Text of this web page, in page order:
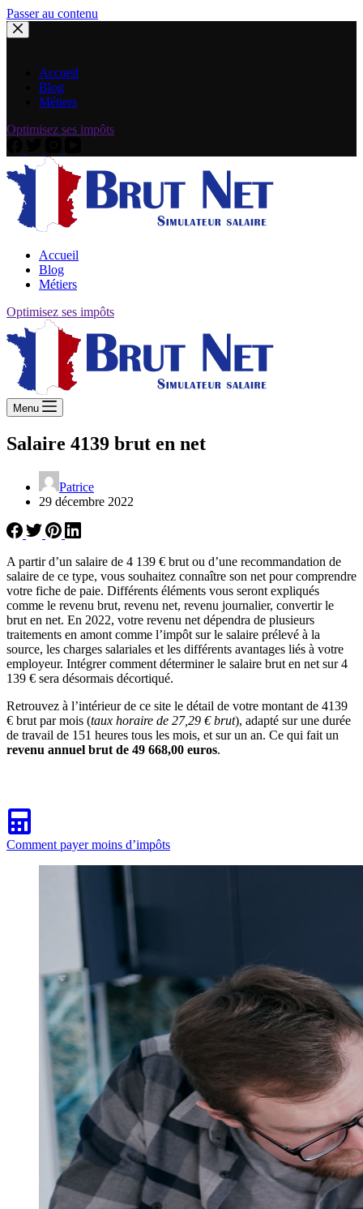
Passer au contenu
Accueil
Blog
Métiers
Optimisez ses impôts
Accueil
Blog
Métiers
Optimisez ses impôts
Menu
Salaire 4139 brut en net
Patrice
29 décembre 2022
A partir d’un salaire de 4 139 € brut ou d’une recommandation de
salaire de ce type, vous souhaitez connaître son net pour comprendre
votre fiche de paie. Différents éléments vous seront expliqués
comme le revenu brut, revenu net, revenu journalier, convertir le
brut en net. En 2022, votre revenu net dépendra de plusieurs
traitements en amont comme l’impôt sur le salaire prélevé à la
source, les charges salariales et les différents avantages liés à votre
employeur. Intégrer comment déterminer le salaire brut en net sur 4
139 € sera désormais décortiqué.
Retrouvez à l’intérieur de ce site le détail de votre montant de 4139
€ brut par mois (taux horaire de 27,29 € brut), adapté sur une durée
de travail de 151 heures tous les mois, et sur un an. Ce qui fait un
revenu annuel brut de 49 668,00 euros.
Comment payer moins d’impôts